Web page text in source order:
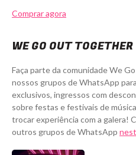
Comprar agora
WE GO OUT TOGETHER
Faça parte da comunidade We
nossos grupos de WhatsApp
exclusivos, ingressos com
sobre festas e festivais de
trocar experiência com a galera!
outros grupos de WhatsApp